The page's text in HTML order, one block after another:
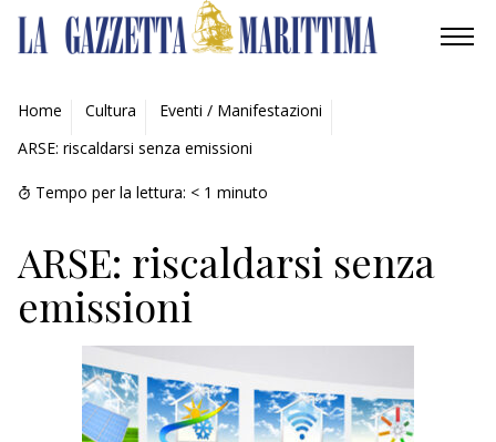
AMBIENTE
MOBILITÀ
INDUSTRIA
RICERCA
ECONOMIA
TURISMO
CULTURA
Home Cultura
Eventi / Manifestazioni
ARSE: riscaldarsi senza emissioni
Tempo per la lettura: < 1 minuto
ARSE: riscaldarsi senza
emissioni